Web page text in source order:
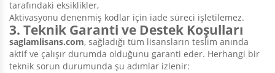
tarafındaki eksiklikler,
Aktivasyonu denenmiş kodlar için iade süreci işletilemez.
3. Teknik Garanti ve Destek Koşulları
saglamlisans.com, sağladığı tüm lisansların teslim anında
aktif ve çalışır durumda olduğunu garanti eder. Herhangi bir
teknik sorun durumunda şu adımlar izlenir: